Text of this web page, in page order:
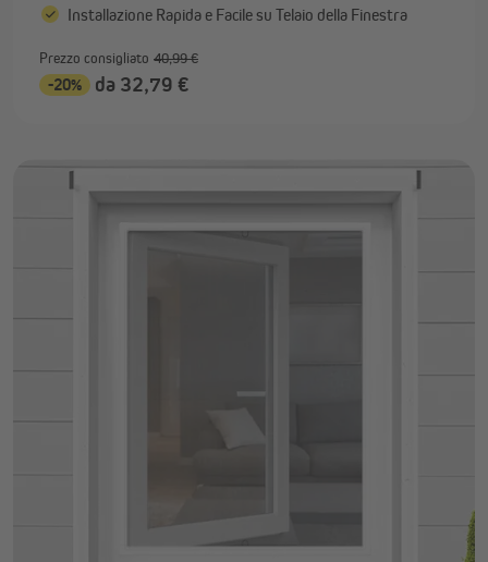
Installazione Rapida e Facile su Telaio della Finestra
Prezzo consigliato 40,99 €
-20% da 32,79 €